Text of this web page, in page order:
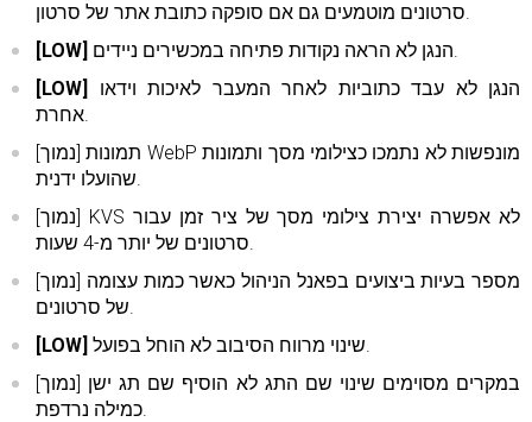
סרטונים מוטמעים גם אם סופקה כתובת אתר של סרטון.
[LOW]
הנגן לא הראה נקודות פתיחה במכשירים ניידים.
[LOW]
אחרת.
[נמוך] תמונות WebP מונפשות לא נתמכו כצילומי מסך ותמונות
שהועלו ידנית.
[נמוך] KVS לא אפשרה יצירת צילומי מסך של ציר זמן עבור
סרטונים של יותר מ-4 שעות.
[נמוך] מספר בעיות ביצועים בפאנל הניהול כאשר כמות עצומה
של סרטונים.
[LOW]
שינוי מרווח הסיבוב לא הוחל בפועל.
[נמוך] במקרים מסוימים שינוי שם התג לא הוסיף שם תג ישן
כמילה נרדפת.